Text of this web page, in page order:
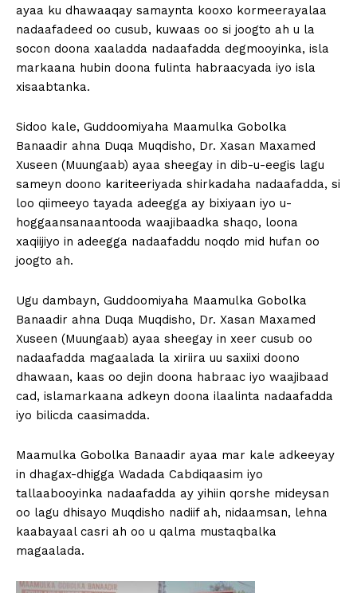
ayaa ku dhawaaqay samaynta kooxo kormeerayalaa
nadaafadeed oo cusub, kuwaas oo si joogto ah u la
socon doona xaaladda nadaafadda degmooyinka, isla
markaana hubin doona fulinta habraacyada iyo isla
xisaabtanka.
Sidoo kale, Guddoomiyaha Maamulka Gobolka
Banaadir ahna Duqa Muqdisho, Dr. Xasan Maxamed
Xuseen (Muungaab) ayaa sheegay in dib-u-eegis lagu
sameyn doono kariteeriyada shirkadaha nadaafadda, si
loo qiimeeyo tayada adeegga ay bixiyaan iyo u-
hoggaansanaantooda waajibaadka shaqo, loona
xaqiijiyo in adeegga nadaafaddu noqdo mid hufan oo
joogto ah.
Ugu dambayn, Guddoomiyaha Maamulka Gobolka
Banaadir ahna Duqa Muqdisho, Dr. Xasan Maxamed
Xuseen (Muungaab) ayaa sheegay in xeer cusub oo
nadaafadda magaalada la xiriira uu saxiixi doono
dhawaan, kaas oo dejin doona habraac iyo waajibaad
cad, islamarkaana adkeyn doona ilaalinta nadaafadda
iyo bilicda caasimadda.
Maamulka Gobolka Banaadir ayaa mar kale adkeeyay
in dhagax-dhigga Wadada Cabdiqaasim iyo
tallaabooyinka nadaafadda ay yihiin qorshe mideysan
oo lagu dhisayo Muqdisho nadiif ah, nidaamsan, lehna
kaabayaal casri ah oo u qalma mustaqbalka
magaalada.